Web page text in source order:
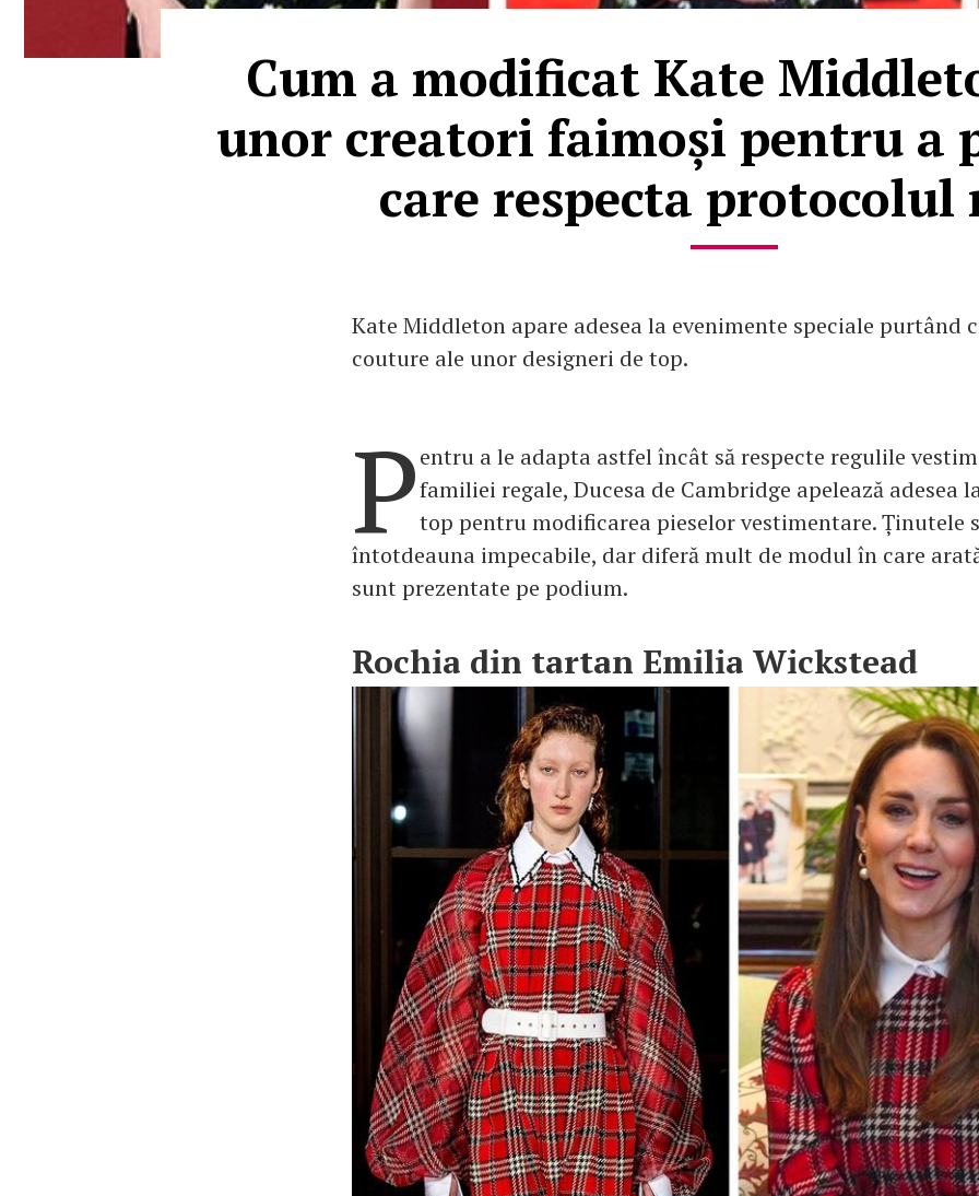
Cum a modificat Kate
unor creatori faimoși pentru a
care respecta protocolul
Kate Middleton apare adesea la evenimente speciale purtând
couture ale unor designeri de top.
Pentru a le adapta astfel încât să respecte regulile
familiei regale, Ducesa de Cambridge apelează adesea
top pentru modificarea pieselor vestimentare. Ținutele
întotdeauna impecabile, dar diferă mult de modul în care
sunt prezentate pe podium.
Rochia din tartan Emilia Wickstead